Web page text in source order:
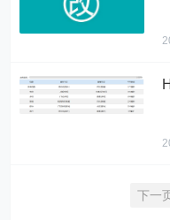
下一